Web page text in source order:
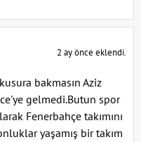
2 ay önce eklendi.
bakmasın Aziz
gelmedi.Butun spor
Fenerbahçe takımını
yaşamış bir takım